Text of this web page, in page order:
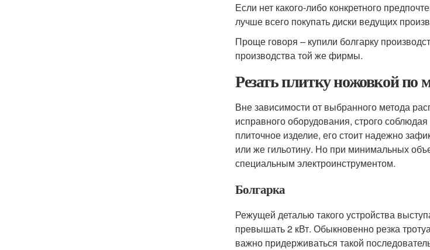
Если нет какого-либо конкретного
лучше всего покупать диски ведущих
Проще говоря – купили болгарку
производства той же фирмы.
Резать плитку ножовкой по
Вне зависимости от выбранного метода
исправного оборудования, строго
плиточное изделие, его стоит надежно
или же гильотину. Но при минимальных
специальным электроинструментом.
Болгарка
Режущей деталью такого устройства
превышать 2 кВт. Обыкновенно резка
важно придерживаться такой